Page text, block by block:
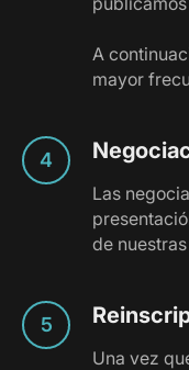
A
mayor
Las
de
Una vez